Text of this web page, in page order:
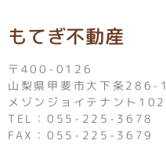
もてぎ不動産
〒400-0126
山梨県甲斐市大下条286-1
メゾンジョイテナント102
TEL：055-225-3678
FAX：055-225-3679